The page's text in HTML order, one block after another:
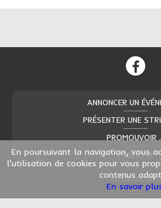
ANNONCER UN
PRÉSENTER UNE
PROMOUVOIR
PUBLICITÉ
INFOS LÉGALES
En poursuivant la navigation, vous
l'utilisation de cookies pour vous
contenus
En savoir